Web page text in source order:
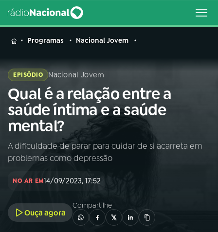
MENU
Buscar
na
Rádio
Nacional
Buscar
AO VIVO
INÍCIO
A RÁDIO
Programas Nacional Jovem
EPISÓDIO Nacional Jovem
Qual é a relação entre a
saúde íntima e a saúde
mental?
A dificuldade de parar para cuidar de si acarreta em
problemas como depressão
NO AR EM14/09/2023, 17:52
Ouça agora
Compartilhe